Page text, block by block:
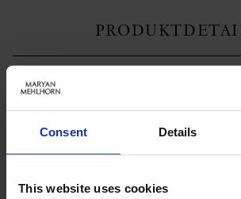
Consent Details
This website uses cookies
Beschreibung:
hochwertigen Details. Alle 3 Modelle
verführerischer, taillen-akzentuierender Look,